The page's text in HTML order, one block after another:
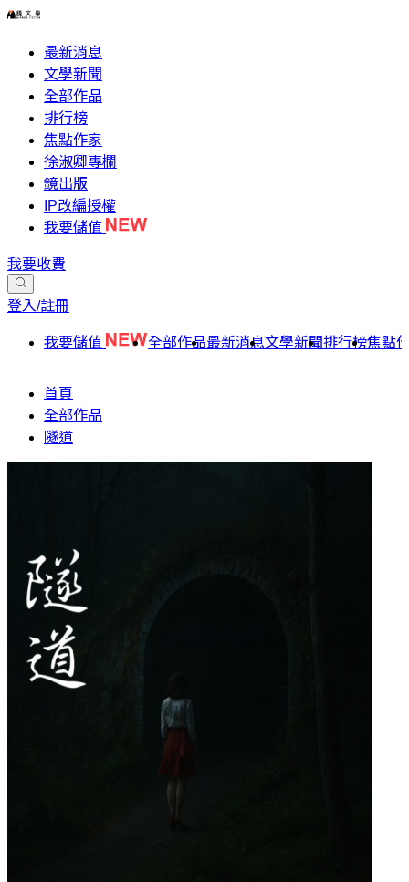
最新消息
文學新聞
全部作品
排行榜
焦點作家
徐淑卿專欄
鏡出版
IP改編授權
我要儲值
我要收費
登入/註冊
我要儲值 全部作品最新消息文學新聞排行榜焦點
首頁
全部作品
隧道